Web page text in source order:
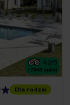
4.2/5
17848 opinii
Dla rodzin